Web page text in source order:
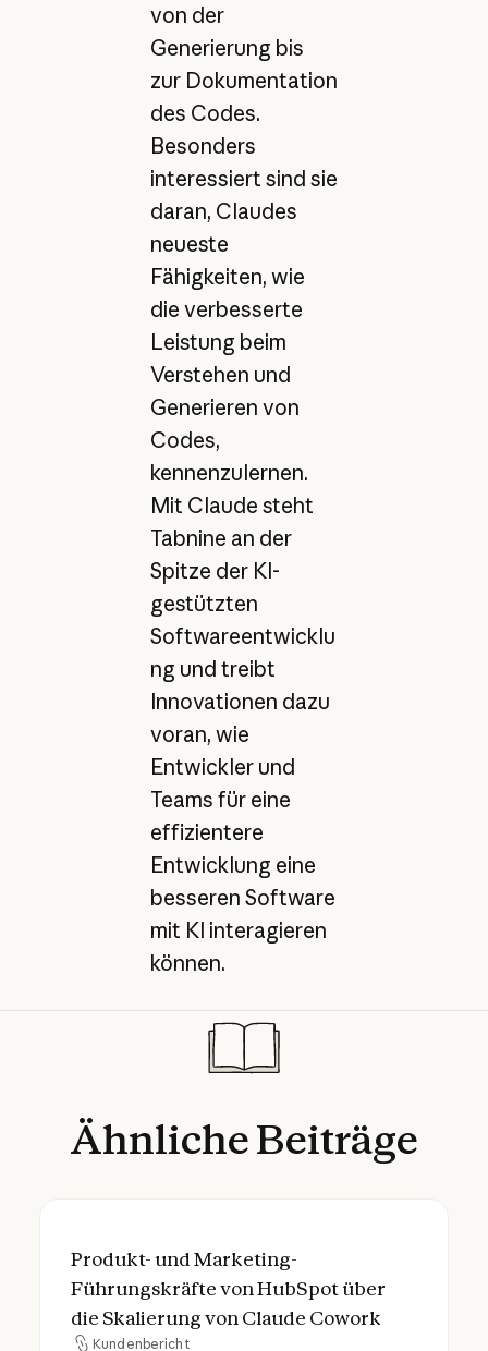
von der
Generierung bis
zur Dokumentation
des Codes.
Besonders
interessiert sind sie
daran, Claudes
neueste
Fähigkeiten, wie
die verbesserte
Leistung beim
Verstehen und
Generieren von
Codes,
kennenzulernen.
Mit Claude steht
Tabnine an der
Spitze der KI-
gestützten
Softwareentwicklu
ng und treibt
Innovationen dazu
voran, wie
Entwickler und
Teams für eine
effizientere
Entwicklung eine
besseren Software
mit KI interagieren
können.
ÄhnlicheBeiträge
Produkt- und Marketing-Führungskräfte
Produkt- und Marketing-
Führungskräfte von HubSpot über
die Skalierung von Claude Cowork
Kundenbericht